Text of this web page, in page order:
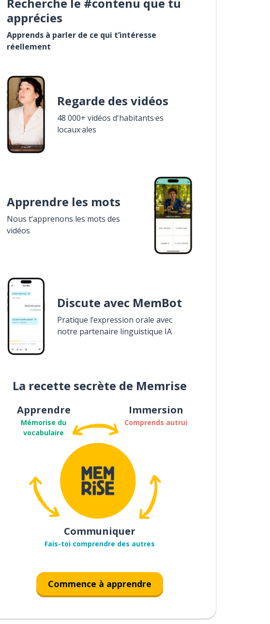
apprécies
Apprends à parler de ce qui t’intéresse
réellement
Regarde des vidéos
48 000+ vidéos d'habitants·es
locaux·ales
Apprendre les mots
Nous t’apprenons les mots des
vidéos
Discute avec MemBot
Pratique l’expression orale avec
notre partenaire linguistique IA
La recette secrète de Memrise
Apprendre
Mémorise du
vocabulaire
Immersion
Comprends autrui
Communiquer
Fais-toi comprendre des autres
Commence à apprendre